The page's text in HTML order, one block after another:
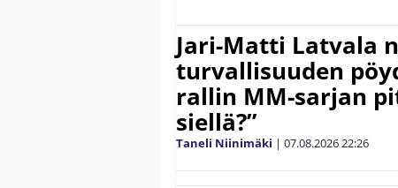
Jari-Matti Latvala
turvallisuuden
rallin MM-sarjan
siellä?”
Taneli Niinimäki | 07.08.202622:26